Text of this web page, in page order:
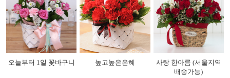
오늘부터 1일 꽃바구니 높고높은은혜
사랑 한아름 (서울지역
배송가능)